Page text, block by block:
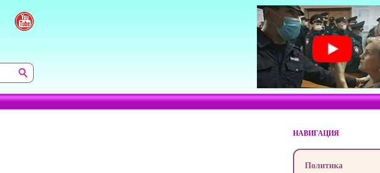
НАВИГАЦИЯ
Политика